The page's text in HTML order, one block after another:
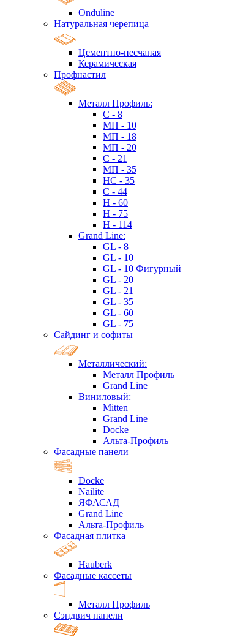
Onduline
Натуральная черепица
Цементно-песчаная
Керамическая
Профнастил
Металл Профиль:
C - 8
МП - 10
МП - 18
МП - 20
C - 21
МП - 35
HC - 35
C - 44
H - 60
H - 75
H - 114
Grand Line:
GL - 8
GL - 10
GL - 10 Фигурный
GL - 20
GL - 21
GL - 35
GL - 60
GL - 75
Сайдинг и софиты
Металлический:
Металл Профиль
Grand Line
Виниловый:
Mitten
Grand Line
Docke
Альта-Профиль
Фасадные панели
Docke
Nailite
ЯФАСАД
Grand Line
Альта-Профиль
Фасадная плитка
Hauberk
Фасадные кассеты
Металл Профиль
Сэндвич панели